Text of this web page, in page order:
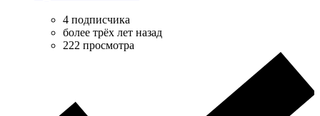
4 подписчика
более трёх лет назад
222 просмотра